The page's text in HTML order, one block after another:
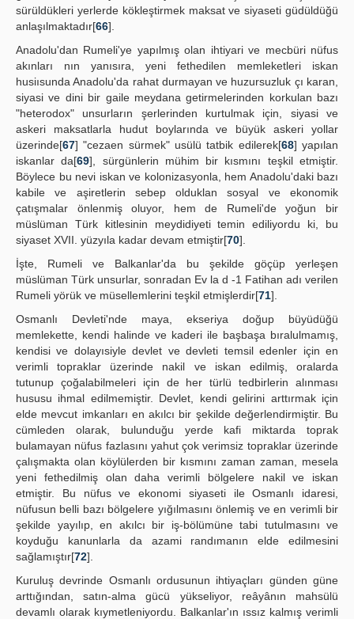
sürüldükleri yerlerde kökleştirmek maksat ve siyaseti güdüldüğü
anlaşılmaktadır[66].
Anadolu'dan Rumeli'ye yapılmış olan ihtiyari ve mecbüri nüfus
akınları nın yanısıra, yeni fethedilen memleketleri iskan
husiısunda Anadolu'da rahat durmayan ve huzursuzluk çı karan,
siyasi ve dini bir gaile meydana getirmelerinden korkulan bazı
"heterodox" unsurların şerlerinden kurtulmak için, siyasi ve
askeri maksatlarla hudut boylarında ve büyük askeri yollar
üzerinde[67] "cezaen sürmek" usülü tatbik edilerek[68] yapılan
iskanlar da[69], sürgünlerin mühim bir kısmını teşkil etmiştir.
Böylece bu nevi iskan ve kolonizasyonla, hem Anadolu'daki bazı
kabile ve aşiretlerin sebep olduklan sosyal ve ekonomik
çatışmalar önlenmiş oluyor, hem de Rumeli'de yoğun bir
müslüman Türk kitlesinin meydidiyeti temin ediliyordu ki, bu
siyaset XVII. yüzyıla kadar devam etmiştir[70].
İşte, Rumeli ve Balkanlar'da bu şekilde göçüp yerleşen
müslüman Türk unsurlar, sonradan Ev la d -1 Fatihan adı verilen
Rumeli yörük ve müsellemlerini teşkil etmişlerdir[71].
Osmanlı Devleti'nde maya, ekseriya doğup büyüdüğü
memlekette, kendi halinde ve kaderi ile başbaşa bıralulmamış,
kendisi ve dolayısiyle devlet ve devleti temsil edenler için en
verimli topraklar üzerinde nakil ve iskan edilmiş, oralarda
tutunup çoğalabilmeleri için de her türlü tedbirlerin alınması
hususu ihmal edilmemiştir. Devlet, kendi gelirini arttırmak için
elde mevcut imkanları en akılcı bir şekilde değerlendirmiştir. Bu
cümleden olarak, bulunduğu yerde kafi miktarda toprak
bulamayan nüfus fazlasını yahut çok verimsiz topraklar üzerinde
çalışmakta olan köylülerden bir kısmını zaman zaman, mesela
yeni fethedilmiş olan daha verimli bölgelere nakil ve iskan
etmiştir. Bu nüfus ve ekonomi siyaseti ile Osmanlı idaresi,
nüfusun belli bazı bölgelere yığılmasını önlemiş ve en verimli bir
şekilde yayılıp, en akılcı bir iş-bölümüne tabi tutulmasını ve
koyduğu kanunlarla da azami randımanın elde edilmesini
sağlamıştır[72].
Kuruluş devrinde Osmanlı ordusunun ihtiyaçları günden güne
arttığından, satın-alma gücü yükseliyor, reâyânın mahsülü
devamlı olarak kıymetleniyordu. Balkanlar'ın ıssız kalmış verimli